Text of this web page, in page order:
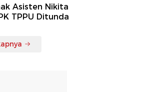
Asisten Nikita
TPPU Ditunda